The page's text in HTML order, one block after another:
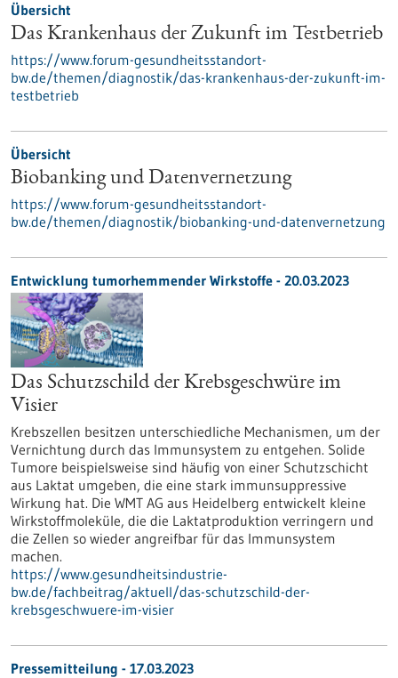
Übersicht
Das Krankenhaus der Zukunft im Testbetrieb
https://www.forum-gesundheitsstandort-
bw.de/themen/diagnostik/das-krankenhaus-der-zukunft-im-
testbetrieb
Übersicht
Biobanking und Datenvernetzung
https://www.forum-gesundheitsstandort-
bw.de/themen/diagnostik/biobanking-und-datenvernetzung
Entwicklung tumorhemmender Wirkstoffe - 20.03.2023
Das Schutzschild der Krebsgeschwüre im
Visier
Krebszellen besitzen unterschiedliche Mechanismen, um der
Vernichtung durch das Immunsystem zu entgehen. Solide
Tumore beispielsweise sind häufig von einer Schutzschicht
aus Laktat umgeben, die eine stark immunsuppressive
Wirkung hat. Die WMT AG aus Heidelberg entwickelt kleine
Wirkstoffmoleküle, die die Laktatproduktion verringern und
die Zellen so wieder angreifbar für das Immunsystem
machen.
https://www.gesundheitsindustrie-
bw.de/fachbeitrag/aktuell/das-schutzschild-der-
krebsgeschwuere-im-visier
Pressemitteilung - 17.03.2023